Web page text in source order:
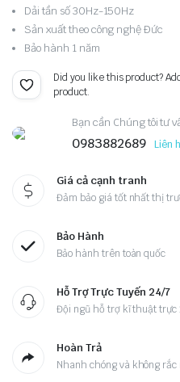
Dải tần số 30Hz-150Hz
Sản xuất theo công nghệ Đức
Bảo hành 1 năm
Did you like this product?
product.
Bạn cần Chúng tôi tư
0983882689 Liên
Giá cả cạnh tranh
Đảm bảo giá tốt nhất thị
Bảo Hành
Bảo hành trên toàn quốc
Hỗ Trợ Trực Tuyến 24/7
Đội ngũ hỗ trợ kĩ thuật trực
Hoàn Trả
Nhanh chóng và không rắc